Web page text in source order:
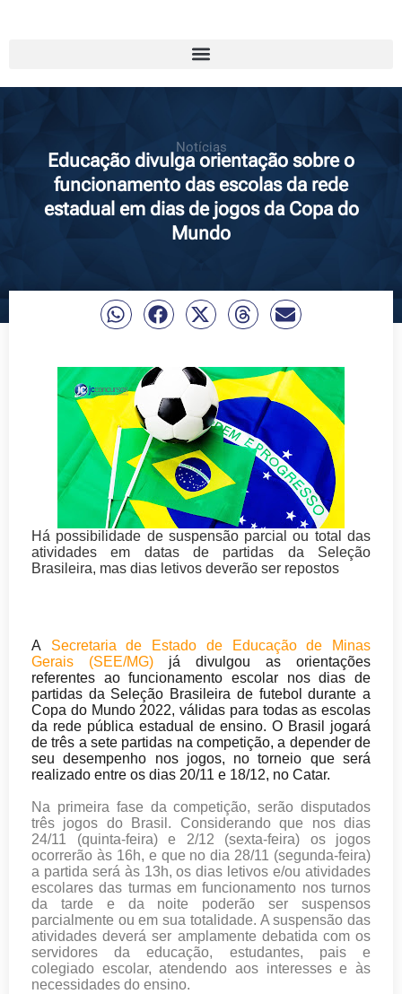
Notícias
Educação divulga orientação sobre o
funcionamento das escolas da rede
estadual em dias de jogos da Copa do
Mundo
Há possibilidade de suspensão parcial ou total das
atividades em datas de partidas da Seleção
Brasileira, mas dias letivos deverão ser repostos
A Secretaria de Estado de Educação de Minas
Gerais (SEE/MG) já divulgou as orientações
referentes ao funcionamento escolar nos dias de
partidas da Seleção Brasileira de futebol durante a
Copa do Mundo 2022, válidas para todas as escolas
da rede pública estadual de ensino. O Brasil jogará
de três a sete partidas na competição, a depender de
seu desempenho nos jogos, no torneio que será
realizado entre os dias 20/11 e 18/12, no Catar.
Na primeira fase da competição, serão disputados
três jogos do Brasil. Considerando que nos dias
24/11 (quinta-feira) e 2/12 (sexta-feira) os jogos
ocorrerão às 16h, e que no dia 28/11 (segunda-feira)
a partida será às 13h, os dias letivos e/ou atividades
escolares das turmas em funcionamento nos turnos
da tarde e da noite poderão ser suspensos
parcialmente ou em sua totalidade. A suspensão das
atividades deverá ser amplamente debatida com os
servidores da educação, estudantes, pais e
colegiado escolar, atendendo aos interesses e às
necessidades do ensino.